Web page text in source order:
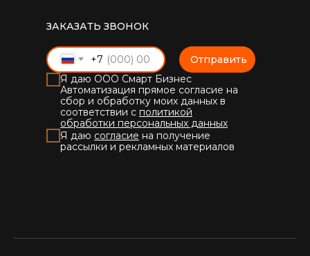
+7
Я даю ООО Смарт Бизнес
Автоматизация прямое согласие на
сбор и обработку моих данных в
соответствии с политикой
обработки персональных данных
Я даю согласие на получение
рассылки и рекламных материалов
Отправить
ЗАКАЗАТЬ ЗВОНОК